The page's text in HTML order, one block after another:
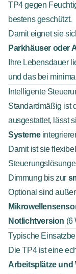
TP4 gegen
bestens geschützt.
Damit eignet sie
Parkhäuser oder
Ihre Lebensdauer
und das bei
Intelligente
Standardmäßig ist
ausgestattet, lässt
Systeme
Damit ist sie
Dimmung bis zur
Optional sind
Notlichtversion (6
Typische
Die TP4 ist eine
Arbeitsplätze und